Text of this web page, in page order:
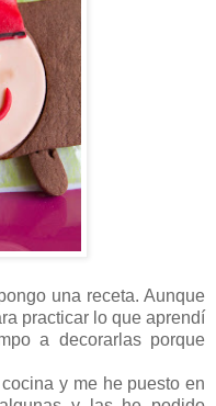
una receta. Aunque
practicar lo que aprendí
a decorarlas porque
y me he puesto en